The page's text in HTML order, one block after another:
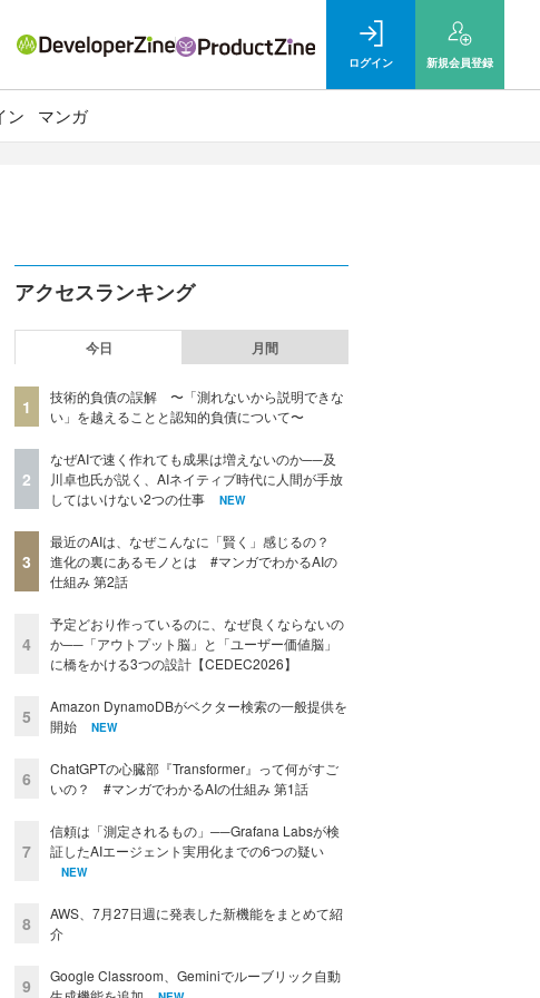
ログイン 新規会員登録
ン マンガ
アクセスランキング
今日 月間
1
技術的負債の誤解 〜「測れないから説明できな
い」を越えることと認知的負債について〜
2
なぜAIで速く作れても成果は増えないのか──及
川卓也氏が説く、AIネイティブ時代に人間が手放
してはいけない2つの仕事
NEW
3
最近のAIは、なぜこんなに「賢く」感じるの？
進化の裏にあるモノとは #マンガでわかるAIの
仕組み 第2話
4
予定どおり作っているのに、なぜ良くならないの
か──「アウトプット脳」と「ユーザー価値脳」
に橋をかける3つの設計【CEDEC2026】
5
Amazon DynamoDBがベクター検索の一般提供を
開始
NEW
6
ChatGPTの心臓部『Transformer』って何がすご
いの？ #マンガでわかるAIの仕組み 第1話
7
信頼は「測定されるもの」──Grafana Labsが検
証したAIエージェント実用化までの6つの疑い
NEW
8
AWS、7月27日週に発表した新機能をまとめて紹
介
9
Google Classroom、Geminiでルーブリック自動